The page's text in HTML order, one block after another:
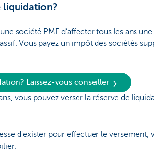
liquidation?
société PME d’affecter tous les ans
Vous payez un impôt des sociétés
Laissez-vous conseiller
vous pouvez verser la réserve de
d'exister pour effectuer le versement,